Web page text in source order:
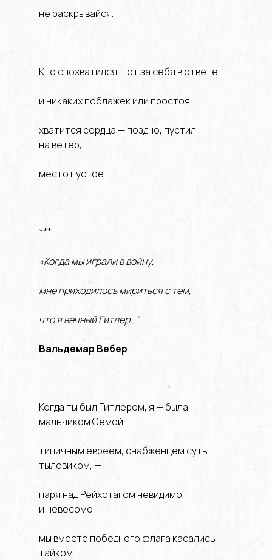
не раскрывайся.
Кто спохватился, тот за себя в ответе,
и никаких поблажек или простоя,
хватится сердца — поздно, пустил
на ветер, —
место пустое.
***
«Когда мы играли в войну,
мне приходилось мириться с тем,
что я вечный Гитлер…"
Вальдемар Вебер
Когда ты был Гитлером, я — была
мальчиком Сёмой,
типичным евреем, снабженцем суть
тыловиком, —
паря над Рейхстагом невидимо
и невесомо,
мы вместе победного флага касались
тайком.